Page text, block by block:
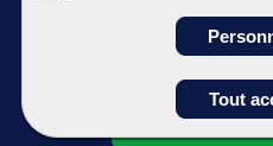
Tout
Tous droits